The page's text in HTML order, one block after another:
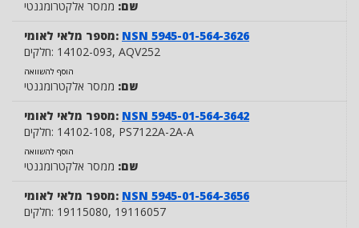
שם: ממסר אלקטרומגנטי
מספר מלאי לאומי: NSN 5945-01-564-3626
חלקים: 14102-093, AQV252
הוסף להשוואה
שם: ממסר אלקטרומגנטי
מספר מלאי לאומי: NSN 5945-01-564-3642
חלקים: 14102-108, PS7122A-2A-A
הוסף להשוואה
שם: ממסר אלקטרומגנטי
מספר מלאי לאומי: NSN 5945-01-564-3656
חלקים: 19115080, 19116057